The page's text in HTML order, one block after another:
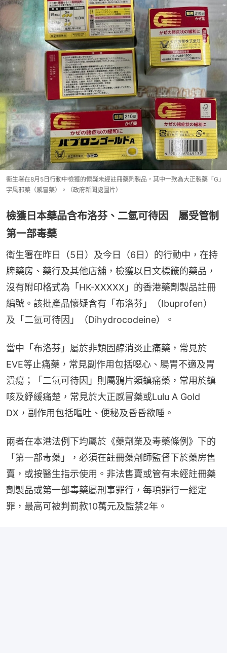
衞生署在8月5日行動中檢獲的懷疑未經註冊藥劑製品，其中一款為大正製藥「G」
字風邪藥（感冒藥）。（政府新聞處圖片）
檢獲日本藥品含布洛芬、二氫可待因 屬受管制
第一部毒藥
衛生署在昨日（5日）及今日（6日）的行動中，在持
牌藥房、藥行及其他店舖，檢獲以日文標籤的藥品，
沒有附印格式為「HK-XXXXX」的香港藥劑製品註冊
編號。該批產品懷疑含有「布洛芬」（Ibuprofen）
及「二氫可待因」（Dihydrocodeine）。
當中「布洛芬」屬於非類固醇消炎止痛藥，常見於
EVE等止痛藥，常見副作用包括噁心、腸胃不適及胃
潰瘍；「二氫可待因」則屬鴉片類鎮痛藥，常用於鎮
咳及紓緩痛楚，常見於大正感冒藥或Lulu A Gold
DX，副作用包括嘔吐、便秘及昏昏欲睡。
兩者在本港法例下均屬於《藥劑業及毒藥條例》下的
「第一部毒藥」，必須在註冊藥劑師監督下於藥房售
賣，或按醫生指示使用。非法售賣或管有未經註冊藥
劑製品或第一部毒藥屬刑事罪行，每項罪行一經定
罪，最高可被判罰款10萬元及監禁2年。